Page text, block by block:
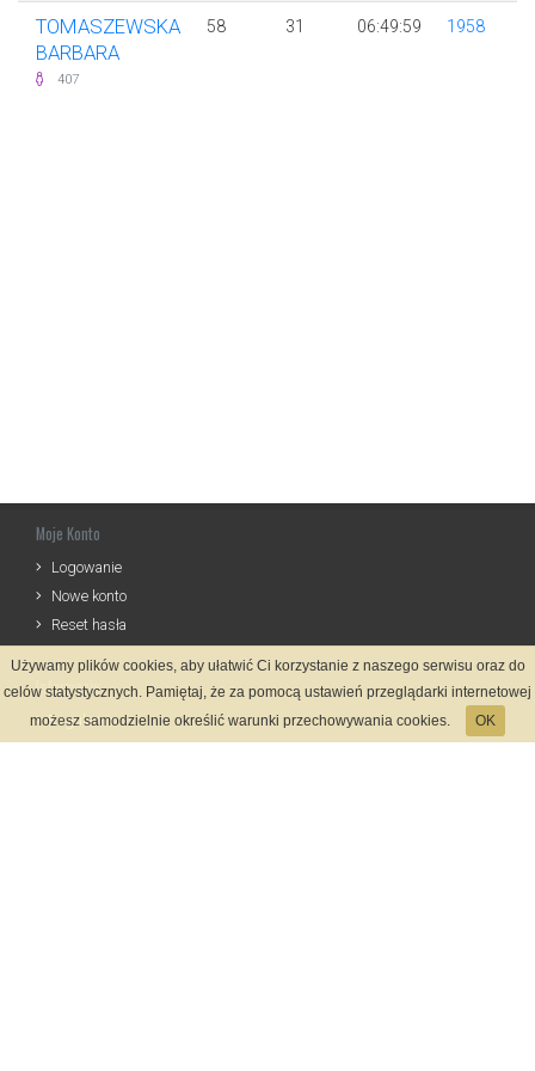
TOMASZEWSKA
BARBARA
407
58 31 06:49:59 1958
Moje Konto
Logowanie
Nowe konto
Reset hasła
Informacje
Regulamin
Używamy plików cookies, aby ułatwić Ci korzystanie z naszego serwisu oraz do
celów statystycznych. Pamiętaj, że za pomocą ustawień przeglądarki internetowej
możesz samodzielnie określić warunki przechowywania cookies.
OK